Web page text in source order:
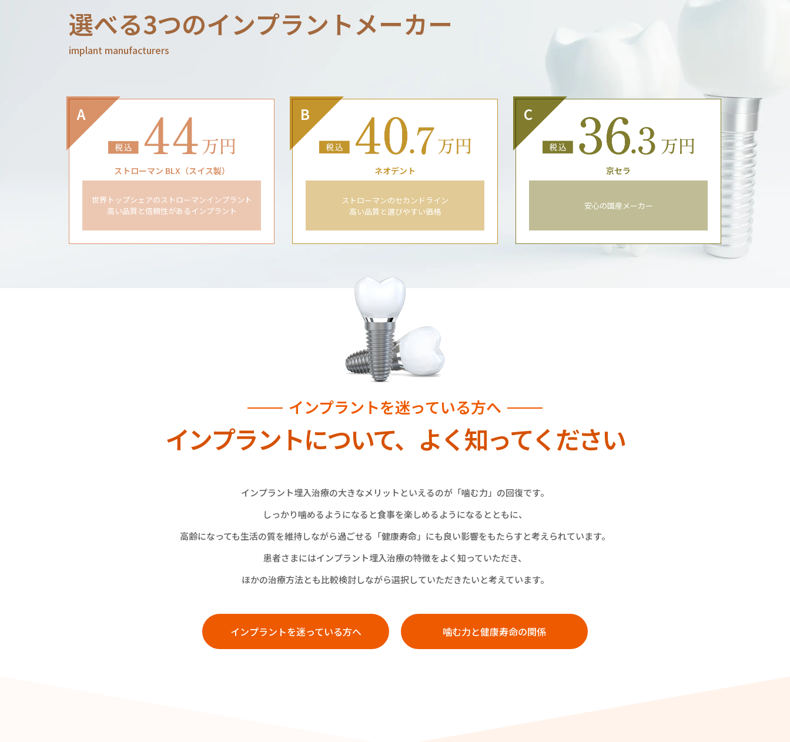
選べる3つのインプラントメーカー
implant manufacturers
A
ストローマン BLX（スイス製）
世界トップシェアのストローマンインプラント
高い品質と信頼性があるインプラント
B
ネオデント
ストローマンのセカンドライン
高い品質と選びやすい価格
C
京セラ
安心の国産メーカー
インプラントを迷っている方へ
インプラントについて、 よく知ってください
インプラント埋入治療の大きなメリットといえるのが「噛む力」の回復です。
しっかり噛めるようになると食事を楽しめるようになるとともに、
高齢になっても生活の質を維持しながら過ごせる「健康寿命」にも良い影響をもたらすと考えられています。
患者さまにはインプラント埋入治療の特徴をよく知っていただき、
ほかの治療方法とも比較検討しながら選択していただきたいと考えています。
インプラントを迷っている方へ 噛む力と健康寿命の関係